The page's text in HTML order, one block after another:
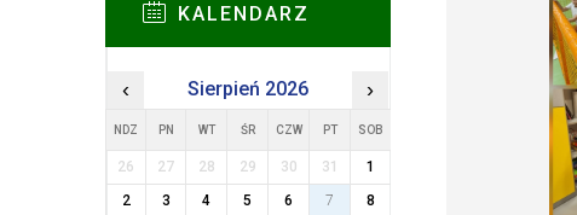
KALENDARZ
‹ Sierpień 2026 ›
NDZ PN WT ŚR CZW PT SOB
26 27 28 29 30 31
1
2
3 4 5 6 7
8